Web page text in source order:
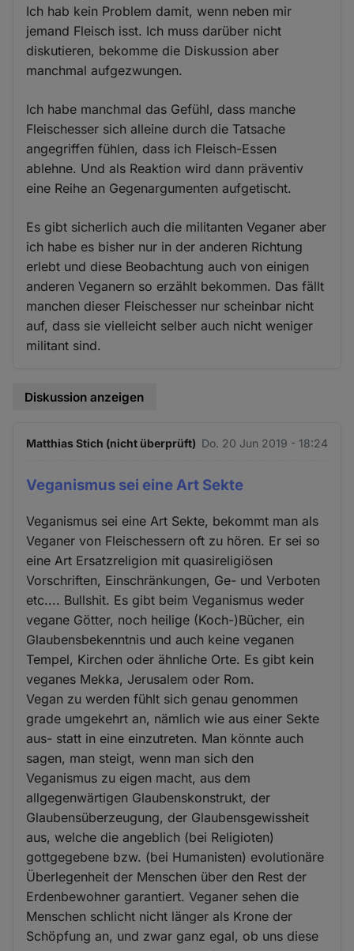
Ich hab kein Problem damit, wenn neben mir
jemand Fleisch isst. Ich muss darüber nicht
diskutieren, bekomme die Diskussion aber
manchmal aufgezwungen.
Ich habe manchmal das Gefühl, dass manche
Fleischesser sich alleine durch die Tatsache
angegriffen fühlen, dass ich Fleisch-Essen
ablehne. Und als Reaktion wird dann präventiv
eine Reihe an Gegenargumenten aufgetischt.
Es gibt sicherlich auch die militanten Veganer aber
ich habe es bisher nur in der anderen Richtung
erlebt und diese Beobachtung auch von einigen
anderen Veganern so erzählt bekommen. Das fällt
manchen dieser Fleischesser nur scheinbar nicht
auf, dass sie vielleicht selber auch nicht weniger
militant sind.
Diskussion anzeigen
Matthias Stich (nicht überprüft) Do. 20 Jun 2019 - 18:24
Veganismus sei eine Art Sekte
Veganismus sei eine Art Sekte, bekommt man als
Veganer von Fleischessern oft zu hören. Er sei so
eine Art Ersatzreligion mit quasireligiösen
Vorschriften, Einschränkungen, Ge- und Verboten
etc.... Bullshit. Es gibt beim Veganismus weder
vegane Götter, noch heilige (Koch-)Bücher, ein
Glaubensbekenntnis und auch keine veganen
Tempel, Kirchen oder ähnliche Orte. Es gibt kein
veganes Mekka, Jerusalem oder Rom.
Vegan zu werden fühlt sich genau genommen
grade umgekehrt an, nämlich wie aus einer Sekte
aus- statt in eine einzutreten. Man könnte auch
sagen, man steigt, wenn man sich den
Veganismus zu eigen macht, aus dem
allgegenwärtigen Glaubenskonstrukt, der
Glaubensüberzeugung, der Glaubensgewissheit
aus, welche die angeblich (bei Religioten)
gottgegebene bzw. (bei Humanisten) evolutionäre
Überlegenheit der Menschen über den Rest der
Erdenbewohner garantiert. Veganer sehen die
Menschen schlicht nicht länger als Krone der
Schöpfung an, und zwar ganz egal, ob uns diese